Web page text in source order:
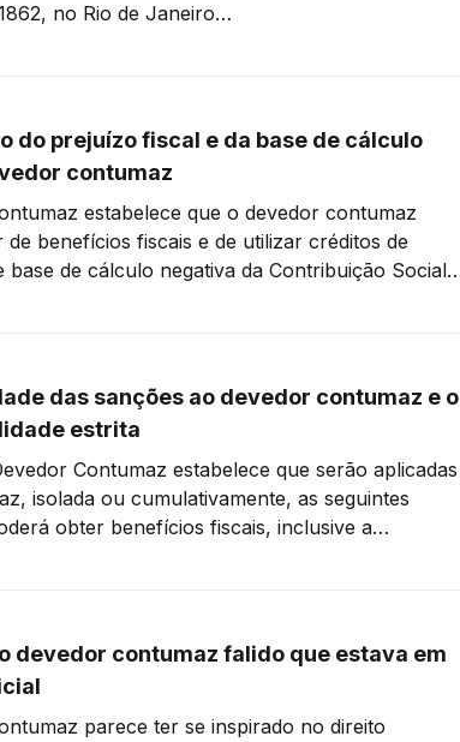
no Rio de Janeiro,
do prejuízo fiscal e da base de cálculo
contumaz
estabelece que o devedor contumaz
benefícios fiscais e de utilizar créditos de
base de cálculo negativa da Contribuição Social
das sanções ao devedor contumaz e o
estrita
Contumaz estabelece que serão aplicadas
isolada ou cumulativamente, as seguintes
obter benefícios fiscais, inclusive a
devedor contumaz falido que estava em
parece ter se inspirado no direito